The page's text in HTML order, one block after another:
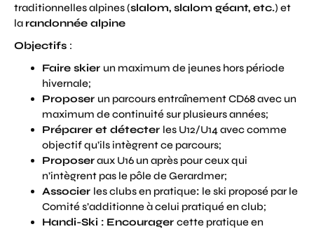
traditionnelles alpines (slalom, slalom géant, etc.) et
la randonnée alpine
Objectifs :
Faire skier un maximum de jeunes hors période
hivernale;
Proposer un parcours entraînement CD68 avec un
maximum de continuité sur plusieurs années;
Préparer et détecter les U12/U14 avec comme
objectif qu’ils intègrent ce parcours;
Proposeraux U16 un après pour ceux qui
n’intègrent pas le pôle de Gerardmer;
Associer les clubs en pratique: le ski proposé par le
Comité s’additionne à celui pratiqué en club;
Handi-Ski : Encourager cette pratique en